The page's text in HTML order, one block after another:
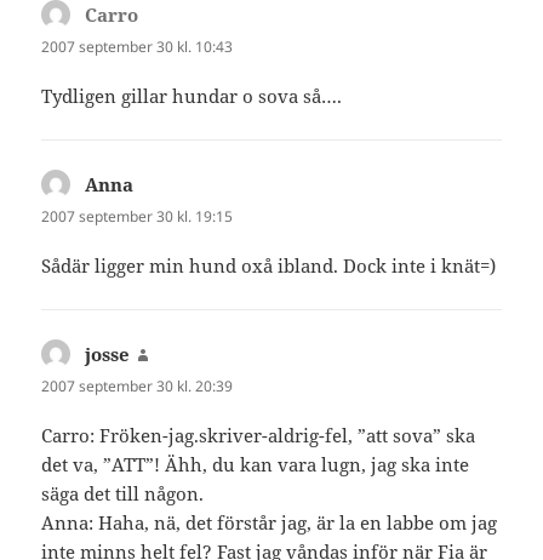
Carro
2007 september 30 kl. 10:43
Tydligen gillar hundar o sova så….
Anna
2007 september 30 kl. 19:15
Sådär ligger min hund oxå ibland. Dock inte i knät=)
josse
2007 september 30 kl. 20:39
Carro: Fröken-jag.skriver-aldrig-fel, ”att sova” ska
det va, ”ATT”! Ähh, du kan vara lugn, jag ska inte
säga det till någon.
Anna: Haha, nä, det förstår jag, är la en labbe om jag
inte minns helt fel? Fast jag våndas inför när Fia är